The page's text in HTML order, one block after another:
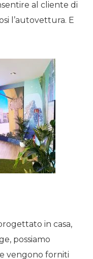
al cliente di
l’autovettura. E
in casa,
possiamo
vengono forniti